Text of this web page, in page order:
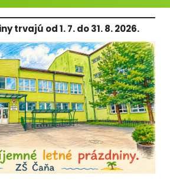
trvajú od 1. 7. do 31. 8. 2026.